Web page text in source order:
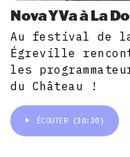
Nova Y Va à La
Au festival de la
Égreville
les
du Château !
ÉCOUTER (30:30)